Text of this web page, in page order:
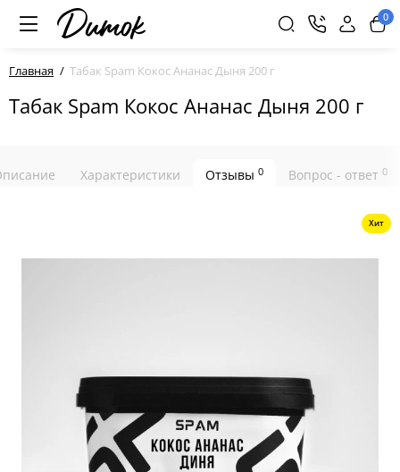
0
Главная Табак Spam Кокос Ананас Дыня 200 г
Табак Spam Кокос Ананас Дыня 200 г
Характеристики Отзывы 0 Вопрос - ответ 0
Хит